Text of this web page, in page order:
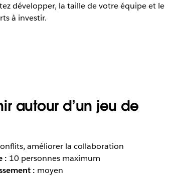
développer, la taille de votre équipe et le
à investir.
autour d’un jeu de
améliorer la collaboration
: 10 personnes maximum
: moyen